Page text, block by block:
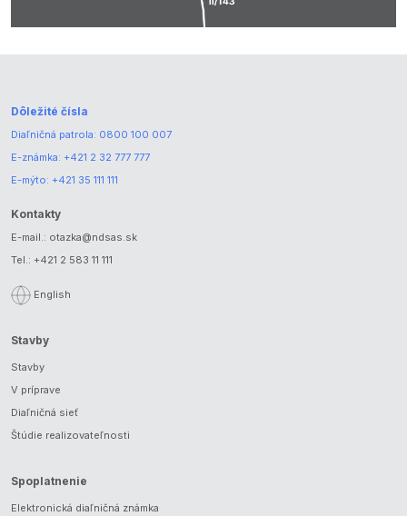
Dôležité čísla
Diaľničná patrola: 0800 100 007
E-známka: +421 2 32 777 777
E-mýto: +421 35 111 111
Kontakty
E-mail.: otazka@ndsas.sk
Tel.: +421 2 583 11 111
English
Stavby
Stavby
V príprave
Diaľničná sieť
Štúdie realizovateľnosti
Spoplatnenie
Elektronická diaľničná známka